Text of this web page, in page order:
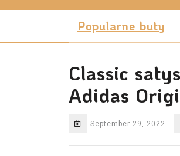
Popularne buty
Classic
Adidas
September 29, 2022